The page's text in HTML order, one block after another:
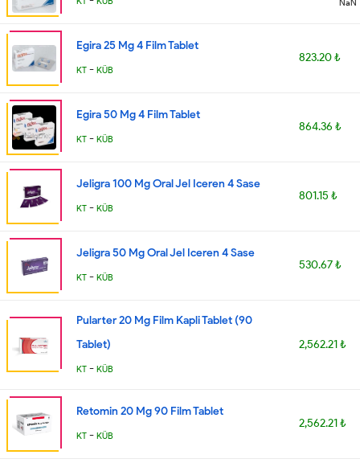
Egira 25 Mg 4 Film Tablet
KT - KÜB
823.20 ₺
Egira 50 Mg 4 Film Tablet
KT - KÜB
864.36 ₺
Jeligra 100 Mg Oral Jel Iceren 4 Sase
KT - KÜB
801.15 ₺
Jeligra 50 Mg Oral Jel Iceren 4 Sase
KT - KÜB
530.67 ₺
Pularter 20 Mg Film Kapli Tablet (90
Tablet)
KT - KÜB
2,562.21 ₺
Retomin 20 Mg 90 Film Tablet
KT - KÜB
2,562.21 ₺